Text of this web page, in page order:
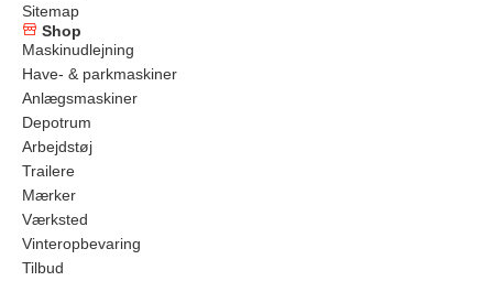
Sitemap
Shop
Maskinudlejning
Have- & parkmaskiner
Anlægsmaskiner
Depotrum
Arbejdstøj
Trailere
Mærker
Værksted
Vinteropbevaring
Tilbud